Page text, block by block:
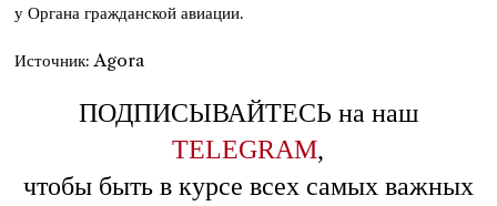
у Органа гражданской авиации.
Источник: Agora
ПОДПИСЫВАЙТЕСЬ на наш
TELEGRAM,
чтобы быть в курсе всех самых важных